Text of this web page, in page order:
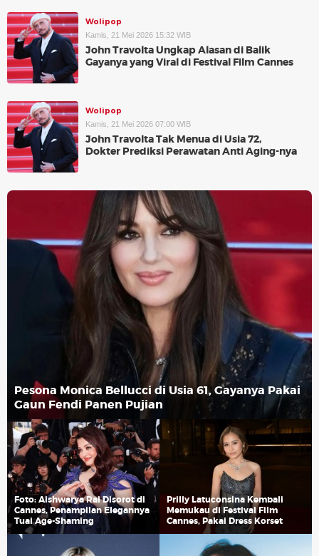
Wolipop
Kamis, 21 Mei 2026 15:32 WIB
John Travolta Ungkap Alasan di Balik
Gayanya yang Viral di Festival Film Cannes
Wolipop
Kamis, 21 Mei 2026 07:00 WIB
John Travolta Tak Menua di Usia 72,
Dokter Prediksi Perawatan Anti Aging-nya
Pesona Monica Bellucci di Usia 61, Gayanya Pakai
Gaun Fendi Panen Pujian
Foto: Aishwarya Rai Disorot di
Cannes, Penampilan Elegannya
Tuai Age-Shaming
Prilly Latuconsina Kembali
Memukau di Festival Film
Cannes, Pakai Dress Korset